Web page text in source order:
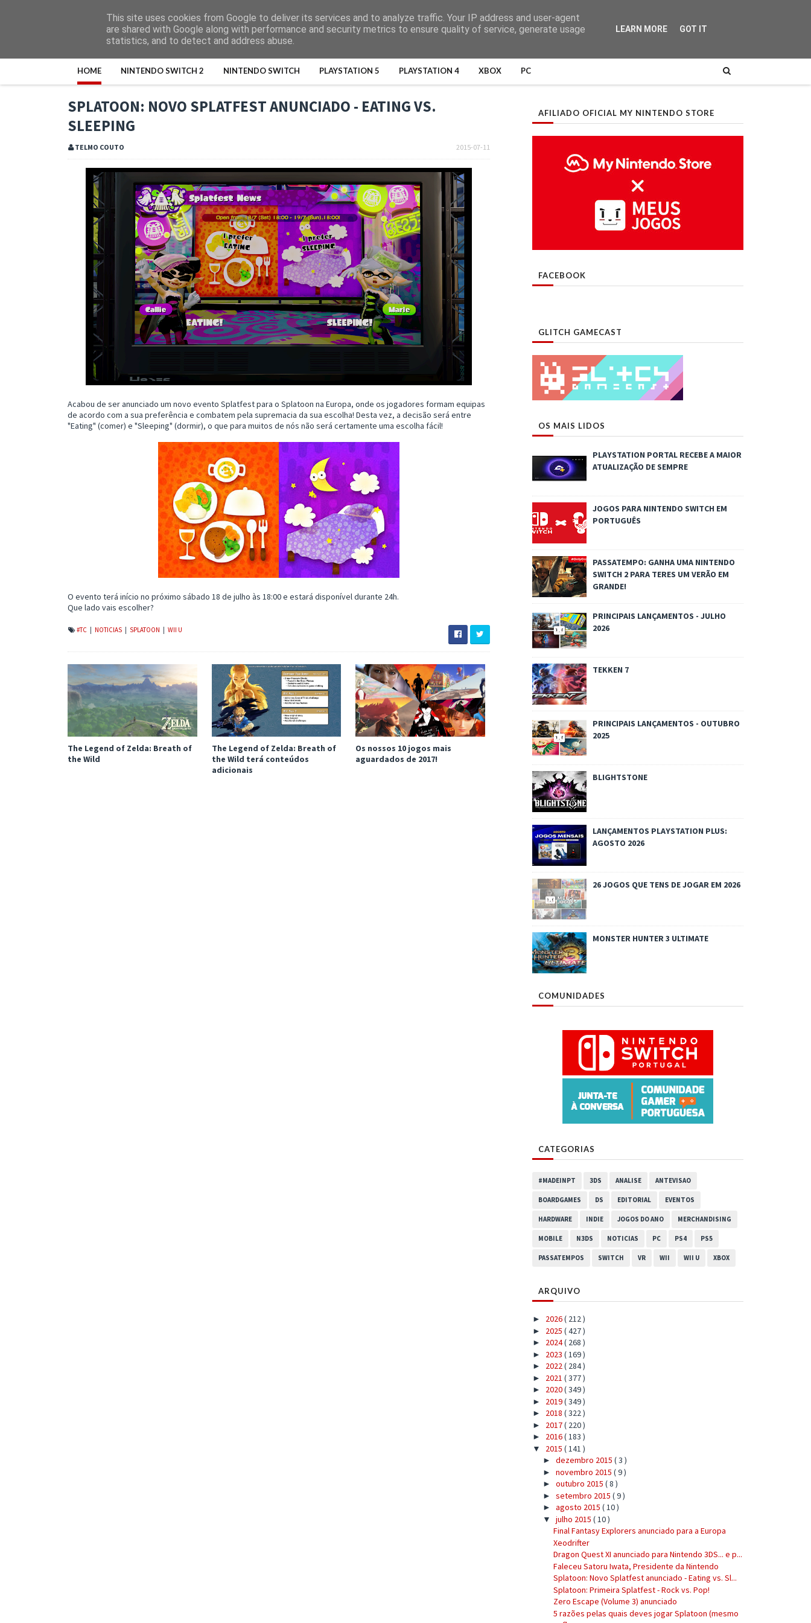
HOME NINTENDO SWITCH 2 NINTENDO SWITCH PLAYSTATION 5 PLAYSTATION 4 XBOX PC
SPLATOON: NOVO SPLATFEST ANUNCIADO - EATING VS.
SLEEPING
2015-07-11
TELMO COUTO
Acabou de ser anunciado um novo evento Splatfest para o Splatoon na Europa, onde os jogadores formam equipas
de acordo com a sua preferência e combatem pela supremacia da sua escolha! Desta vez, a decisão será entre
"Eating" (comer) e "Sleeping" (dormir), o que para muitos de nós não será certamente uma escolha fácil!
O evento terá início no próximo sábado 18 de julho às 18:00 e estará disponível durante 24h.
Que lado vais escolher?
#TC NOTICIAS SPLATOON WII U
The Legend of Zelda: Breath of
the Wild
The Legend of Zelda: Breath of
the Wild terá conteúdos
adicionais
Os nossos 10 jogos mais
aguardados de 2017!
AFILIADO OFICIAL MY NINTENDO STORE
FACEBOOK
GLITCH GAMECAST
OS MAIS LIDOS
PLAYSTATION PORTAL RECEBE A MAIOR
ATUALIZAÇÃO DE SEMPRE
JOGOS PARA NINTENDO SWITCH EM
PORTUGUÊS
PASSATEMPO: GANHA UMA NINTENDO
SWITCH 2 PARA TERES UM VERÃO EM
GRANDE!
PRINCIPAIS LANÇAMENTOS - JULHO
2026
TEKKEN 7
PRINCIPAIS LANÇAMENTOS - OUTUBRO
2025
BLIGHTSTONE
LANÇAMENTOS PLAYSTATION PLUS:
AGOSTO 2026
26 JOGOS QUE TENS DE JOGAR EM 2026
MONSTER HUNTER 3 ULTIMATE
COMUNIDADES
CATEGORIAS
#MADEINPT 3DS ANALISE ANTEVISAO
BOARDGAMES DS EDITORIAL EVENTOS
HARDWARE INDIE JOGOS DO ANO MERCHANDISING
MOBILE N3DS NOTICIAS PC PS4 PS5
PASSATEMPOS SWITCH VR WII WII U XBOX
ARQUIVO
► 2026( 212 )
► 2025 ( 427 )
► 2024( 268 )
► 2023 ( 169 )
► 2022( 284 )
► 2021 ( 377 )
► 2020( 349 )
► 2019( 349 )
► 2018 ( 322 )
► 2017( 220 )
► 2016( 183 )
▼ 2015 ( 141 )
► dezembro 2015 ( 3 )
► novembro 2015 ( 9 )
► outubro 2015 ( 8 )
► setembro 2015 ( 9 )
► agosto 2015 ( 10 )
▼ julho 2015 ( 10 )
Final Fantasy Explorers anunciado para a Europa
Xeodrifter
Dragon Quest XI anunciado para Nintendo 3DS... e p...
Faleceu Satoru Iwata, Presidente da Nintendo
Splatoon: Novo Splatfest anunciado - Eating vs. Sl...
Splatoon: Primeira Splatfest - Rock vs. Pop!
Zero Escape (Volume 3) anunciado
5 razões pelas quais deves jogar Splatoon (mesmo
This site uses cookies from Google to deliver its services and to analyze traffic. Your IP address and user-agent
are shared with Google along with performance and security metrics to ensure quality of service, generate usage
statistics, and to detect and address abuse.
LEARN MORE GOT IT